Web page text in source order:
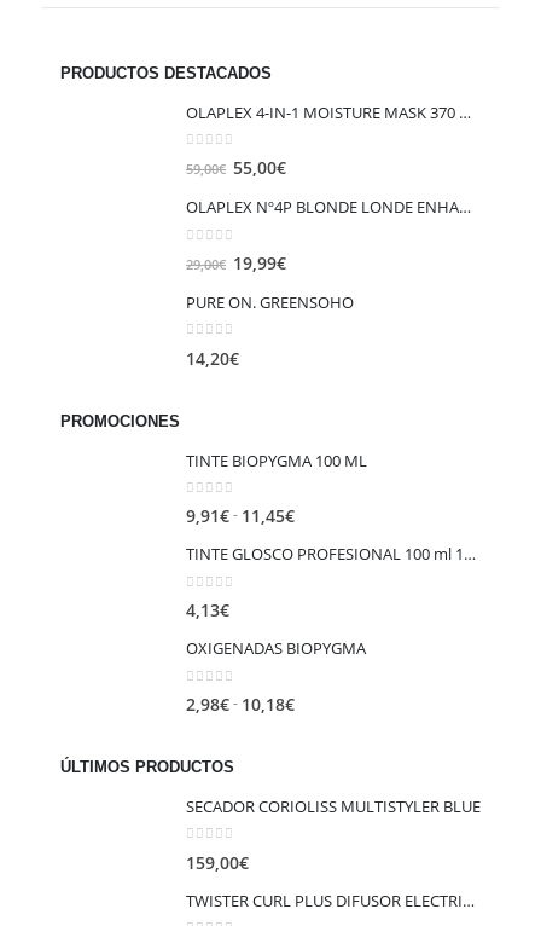
PRODUCTOS DESTACADOS
OLAPLEX 4-IN-1 MOISTURE MASK 370 ML
out of 5
59,00€ El
original
59,00€.
55,00€El
actual
55,00€.
OLAPLEX Nº4P BLONDE LONDE ENHANCER TONING SHAMPOO 250ML
29,00€ El
original
29,00€.
19,99€El
actual
PURE ON. GREENSOHO
14,20€
PROMOCIONES
TINTE BIOPYGMA 100 ML
0 out of 5
9,91€- 11,45€Rango
precios:
hasta
TINTE GLOSCO PROFESIONAL 100 ml 1+1.5 mix
0 out of 5
4,13€
OXIGENADAS BIOPYGMA
2,98€- 10,18€Rango
2,98€
ÚLTIMOS PRODUCTOS
SECADOR CORIOLISS MULTISTYLER BLUE
159,00€
TWISTER CURL PLUS DIFUSOR ELECTRICO AG